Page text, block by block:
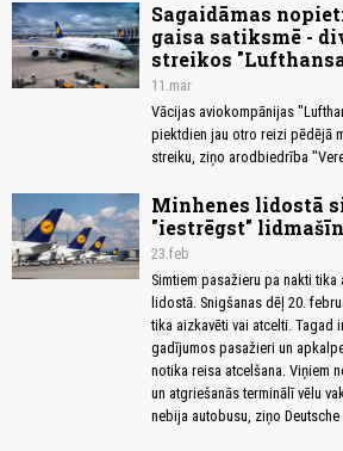
Sagaidāmas
gaisa satiksmē -
streikos
11.mar
Vācijas aviokompānijas
piektdien jau otro reizi pēdējā
streiku, ziņo arodbiedrība
Minhenes lidostā
"iestrēgst"
23.feb
Simtiem pasažieru pa nakti
lidostā. Snigšanas dēļ 20.
tika aizkavēti vai atcelti. Tagad
gadījumos pasažieri un
notika reisa atcelšana. Viņiem
un atgriešanās terminālī vēlu
nebija autobusu, ziņo Deutsche